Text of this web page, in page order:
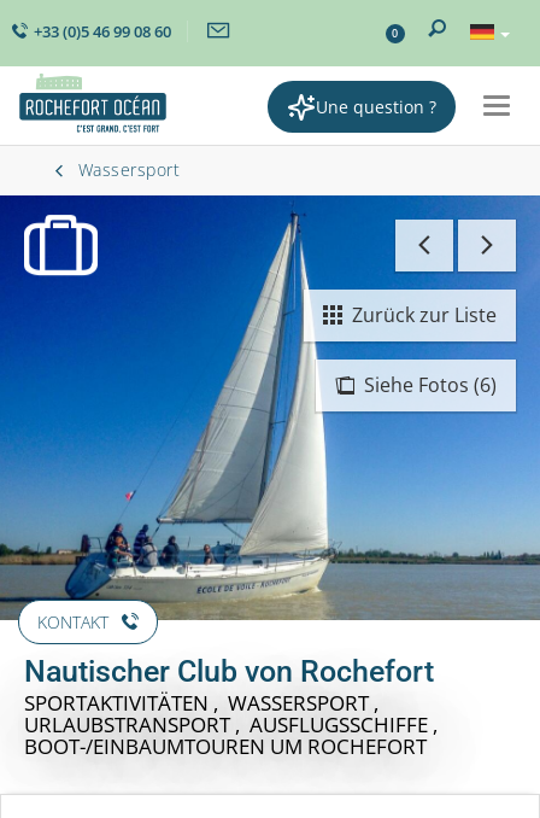
+33 (0)5 46 99 08 60 0
Une question ?
Wassersport
Siehe Fotos (6)
Zurück zur Liste
KONTAKT
Nautischer Club von Rochefort
SPORTAKTIVITÄTEN , WASSERSPORT ,
URLAUBSTRANSPORT , AUSFLUGSSCHIFFE ,
BOOT-/EINBAUMTOUREN UM ROCHEFORT